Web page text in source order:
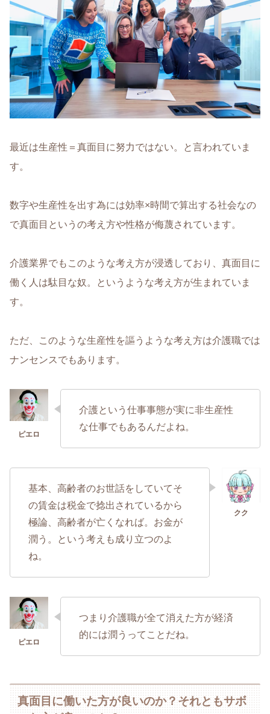
最近は生産性＝真面目に努力ではない。と言われていま
す。
数字や生産性を出す為には効率×時間で算出する社会なの
で真面目というの考え方や性格が侮蔑されています。
介護業界でもこのような考え方が浸透しており、真面目に
働く人は駄目な奴。というような考え方が生まれていま
す。
ただ、このような生産性を謳うような考え方は介護職では
ナンセンスでもあります。
介護という仕事事態が実に非生産性
な仕事でもあるんだよね。
基本、高齢者のお世話をしていてそ
の賃金は税金で捻出されているから
極論、高齢者が亡くなれば。お金が
潤う。という考えも成り立つのよ
ね。
つまり介護職が全て消えた方が経済
的には潤うってことだね。
真面目に働いた方が良いのか？それともサボ